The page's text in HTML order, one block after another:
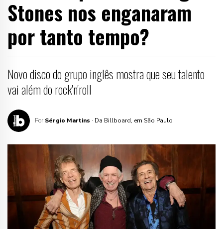
Stones nos enganaram
por tanto tempo?
Novo disco do grupo inglês mostra que seu talento
vai além do rock'n'roll
Por Sérgio Martins · Da Billboard, em São Paulo